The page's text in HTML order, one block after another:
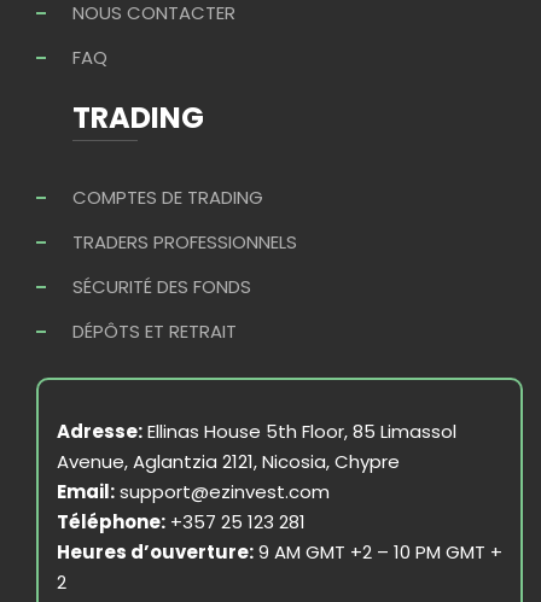
NOUS CONTACTER
FAQ
TRADING
COMPTES DE TRADING
TRADERS PROFESSIONNELS
SÉCURITÉ DES FONDS
DÉPÔTS ET RETRAIT
Adresse:Ellinas House 5th Floor, 85 Limassol
Avenue, Aglantzia 2121, Nicosia, Chypre
Email:support@ezinvest.com
Téléphone: +357 25 123 281
Heures d’ouverture:9 AM GMT +2 – 10 PM GMT +
2